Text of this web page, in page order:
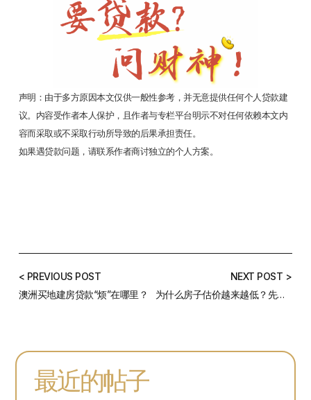
声明：由于多方原因本文仅供一般性参考，并无意提供任何个人贷款建
议。内容受作者本人保护，且作者与专栏平台明示不对任何依赖本文内
容而采取或不采取行动所导致的后果承担责任。
如果遇贷款问题，请联系作者商讨独立的个人方案。
< PREVIOUS POST
澳洲买地建房贷款“烦”在哪里？
NEXT POST >
为什么房子估价越来越低？先弄懂银行是如何做估价的
最近的帖子